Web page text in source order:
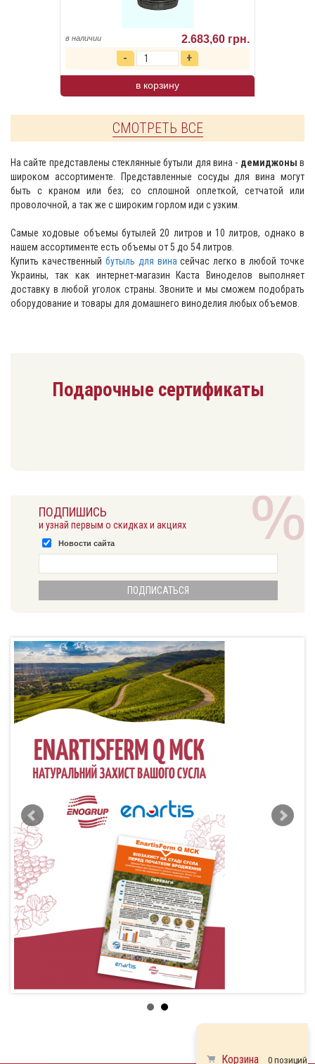
в наличии 2.683,60 грн.
в корзину
СМОТРЕТЬ ВСЕ
На сайте представлены стеклянные бутыли для вина - демиджоны в
широком ассортименте. Представленные сосуды для вина могут
быть с краном или без; со сплошной оплеткой, сетчатой или
проволочной, а так же с широким горлом иди с узким.
Самые ходовые объемы бутылей 20 литров и 10 литров, однако в
нашем ассортименте есть объемы от 5 до 54 литров.
Купить качественный бутыль для винасейчас легко в любой точке
Украины, так как интернет-магазин Каста Виноделов выполняет
доставку в любой уголок страны. Звоните и мы сможем подобрать
оборудование и товары для домашнего виноделия любых объемов.
Подарочные сертификаты
ПОДПИШИСЬ
и узнай первым о скидках и акциях
Новости сайта
Корзина 0 позиций